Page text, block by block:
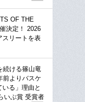
OF THE
決定！ 2026
スリートを表
続ける篠山竜
前よりバスケ
る」理由と
いぶ賞 受賞者